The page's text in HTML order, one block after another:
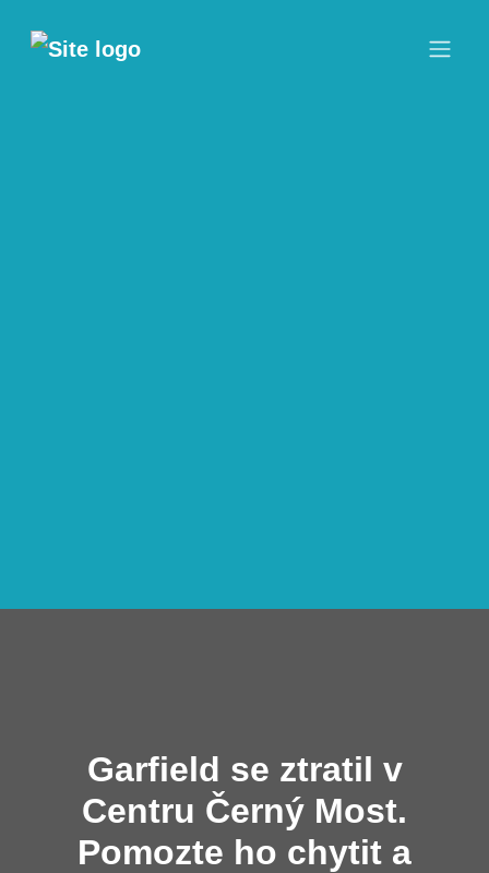
Garfield se ztratil v
Centru Černý Most.
Pomozte ho chytit a